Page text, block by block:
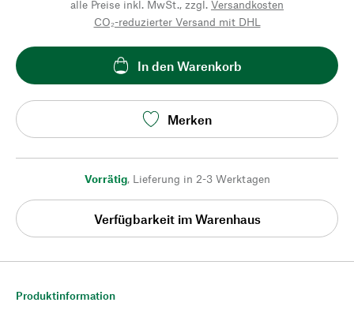
alle Preise inkl. MwSt., zzgl. Versandkosten
CO₂-reduzierter Versand mit DHL
In den Warenkorb
Merken
Vorrätig, Lieferung in 2-3 Werktagen
Verfügbarkeit im Warenhaus
Produktinformation